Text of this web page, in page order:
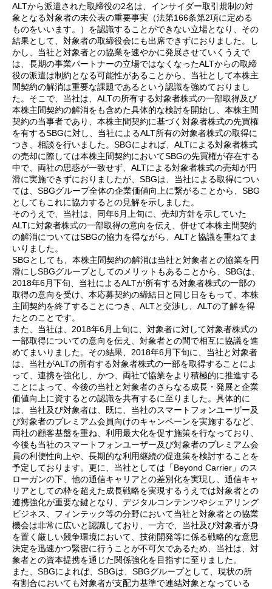
ALTから派遣された取締役の2名は、インサイダー取引規制の対
象となる対象者の未公表の重要事実（法第166条第2項に定める
ものをいいます。）を認識することができない立場となり、その
結果として、対象者の取締役会にも出席できずにおりました。し
かし、当社と対象者との協業を速やかに発展させていくうえで
は、長期の事業パートナーの立場ではなくなったALTからの取締
役の派遣は制約となる可能性があることから、当社として本株主
間契約の解消は重要な課題であるという認識を強めておりまし
た。そこで、当社は、ALTの所有する対象者株式の一部取得及び
本株主間契約の解消をも含めた具体的な検討を開始し、本株主間
契約の当事者であり、本株主間契約に基づく対象者株式の先買権
を有するSBGに対し、当社によるALT所有の対象者株式の取得に
つき、相談を行いました。SBGによれば、ALTによる対象者株式
の売却に際しては本株主間契約においてSBGの先買権が存在する
中で、両社の思惑が一致せず、ALTによる対象者株式の売却が円
滑に実施できずにおりましたが、SBGは、当社による取得につい
ては、SBGグループ全体の企業価値向上に繋がることから、SBG
としてもこれに協力するとの見解を示しました。
そのうえで、当社は、同年6月上旬に、売却方針を示していた
ALTに対象者株式の一部取得の意向を伝え、併せて本株主間契約
の解消についてはSBGの協力を得ながら、ALTと協議を重ねてま
いりました。
SBGとしても、本株主間契約の解消は当社と対象者との協業を円
滑にしSBGグループとしてのメリットもあることから、SBGは、
2018年6月下旬、当社によるALTが所有する対象者株式の一部の
取得の意向を受け、本応募契約の締結日と同じ日をもって、本株
主間契約を終了することにつき、ALTと交渉し、ALTの了解を得
たとのことです。
また、当社は、2018年6月上旬に、対象者に対して対象者株式の
一部取得についての意向を伝え、対象者との間で相互に協議を進
めてまいりました。その結果、2018年6月下旬に、当社と対象者
は、当社がALTの所有する対象者株式の一部を取得することによ
って、連携を強化し、かつ、両社で協業をより積極的に推進する
ことによって、今後の当社と対象者のさらなる成長・発展と企業
価値向上に資するとの認識を共有するに至りました。具体的に
は、当社及び対象者は、既に、当社のスマートフォンユーザー及
び対象者のプレミアム会員向けのキャンペーンを実施するなど、
両社の顧客基盤を重ね、利用最大化を促す施策を行なっており、
今後も当社のスマートフォンユーザー及び対象者のプレミアム会
員の利便性向上や、長期的な利用継続の促進策を検討することを
予定しております。更に、当社としては「Beyond Carrier」のス
ローガンの下、他の通信キャリアとの差別化を実現し、通信キャ
リアとしての枠を超えた成長戦略を実現するうえでは対象者との
連携強化が重要な鍵となり、デジタルコンテンツやシェアリング
ビジネス、フィンテック等の分野において当社と対象者との協業
機会は非常に広いと認識しており、一方で、当社及び対象者が身
を置く厳しい競争環境において、技術開発等に係る戦略的な意思
決定を迅速かつ緊密に行うことが不可欠であるため、当社は、対
象者との資本提携を通じた関係強化を目指すに至りました。
また、SBGによれば、SBGは、SBGグループとして、現状の所
有割合においても対象者が支配力基準で連結対象となっている